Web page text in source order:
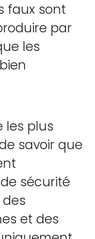
faux sont
par
les
les plus
savoir que
sécurité
et des